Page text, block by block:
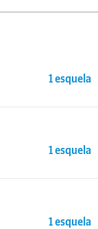
1 esquela
1 esquela
1 esquela